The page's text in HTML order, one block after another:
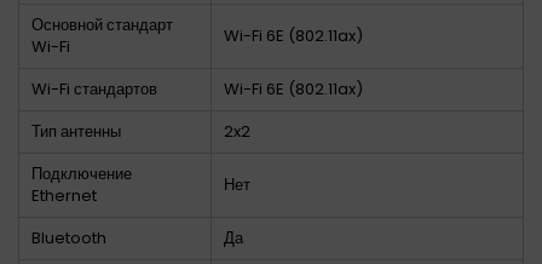
Основной стандарт
Wi-Fi
Wi-Fi 6E (802.11ax)
Wi-Fi стандартов
Wi-Fi 6E (802.11ax)
Тип антенны
2x2
Подключение
Ethernet
Нет
Bluetooth
Да